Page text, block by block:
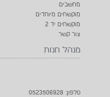
מחשבים
מוקשחים מיוחדים
מוקשחים יד 2
צור קשר
מנהל חנות
טלפון: 0523506928